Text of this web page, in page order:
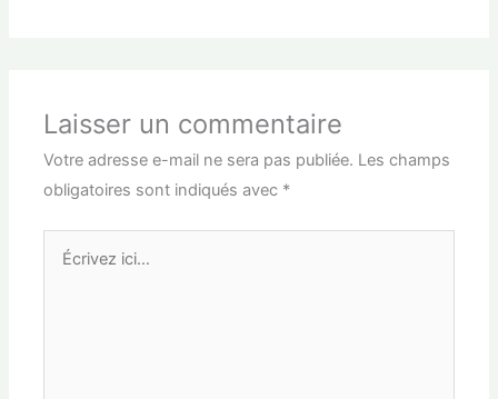
Laisser un commentaire
Votre adresse e-mail ne sera pas publiée. Les champs
obligatoires sont indiqués avec *